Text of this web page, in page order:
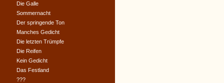
Die Galle
Sommernacht
Der springende Ton
Manches Gedicht
Die letzten Trümpfe
Die Reifen
Kein Gedicht
Das Festland
???